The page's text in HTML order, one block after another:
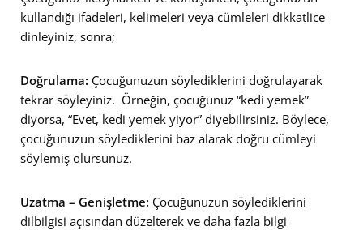
kullandığı ifadeleri, kelimeleri veya cümleleri dikkatlice
dinleyiniz, sonra;
Doğrulama: Çocuğunuzun söylediklerini doğrulayarak
tekrar söyleyiniz. Örneğin, çocuğunuz “kedi yemek”
diyorsa, “Evet, kedi yemek yiyor” diyebilirsiniz. Böylece,
çocuğunuzun söylediklerini baz alarak doğru cümleyi
söylemiş olursunuz.
Uzatma – Genişletme: Çocuğunuzun söylediklerini
dilbilgisi açısından düzelterek ve daha fazla bilgi